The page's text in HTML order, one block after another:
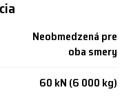
Neobmedzená pre
oba smery
60 kN (6 000 kg)